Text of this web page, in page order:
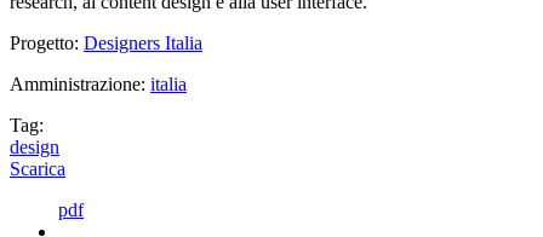
Progetto: Designers Italia
Amministrazione: italia
Tag:
design
Scarica
pdf